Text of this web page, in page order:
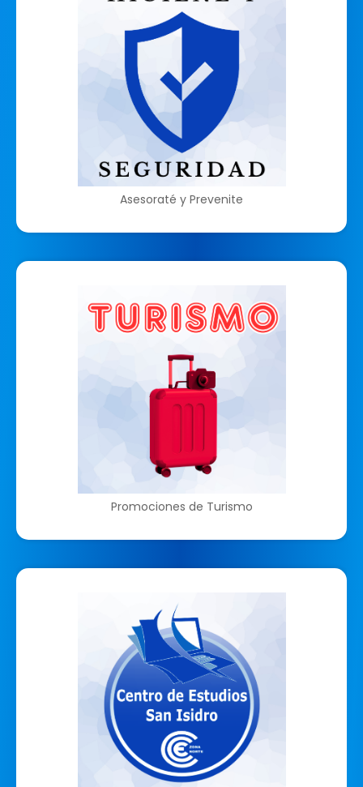
Asesoraté y Prevenite
Promociones de Turismo